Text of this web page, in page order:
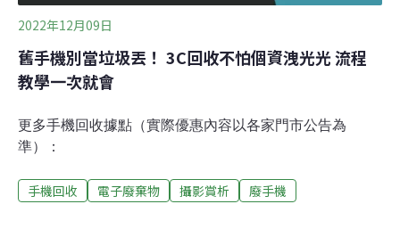
回收等服務，公
2022年12月09日
舊手機別當垃圾丟！ 3C回收不怕個資洩光光 流程
教學一次就會
更多手機回收據點（實際優惠內容以各家門市公告為
準）：
手機回收 電子廢棄物 攝影賞析 廢手機